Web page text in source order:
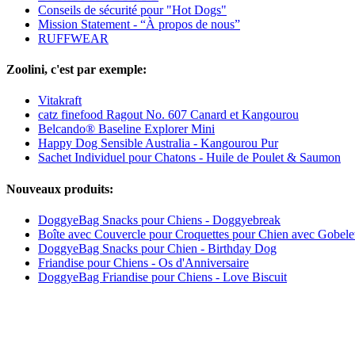
Conseils de sécurité pour "Hot Dogs"
Mission Statement - “À propos de nous”
RUFFWEAR
Zoolini, c'est par exemple:
Vitakraft
catz finefood Ragout No. 607 Canard et Kangourou
Belcando® Baseline Explorer Mini
Happy Dog Sensible Australia - Kangourou Pur
Sachet Individuel pour Chatons - Huile de Poulet & Saumon
Nouveaux produits:
DoggyeBag Snacks pour Chiens - Doggyebreak
Boîte avec Couvercle pour Croquettes pour Chien avec
DoggyeBag Snacks pour Chien - Birthday Dog
Friandise pour Chiens - Os d'Anniversaire
DoggyeBag Friandise pour Chiens - Love Biscuit